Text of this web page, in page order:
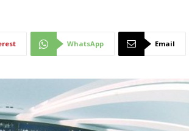
Mantova
WhatsApp Email